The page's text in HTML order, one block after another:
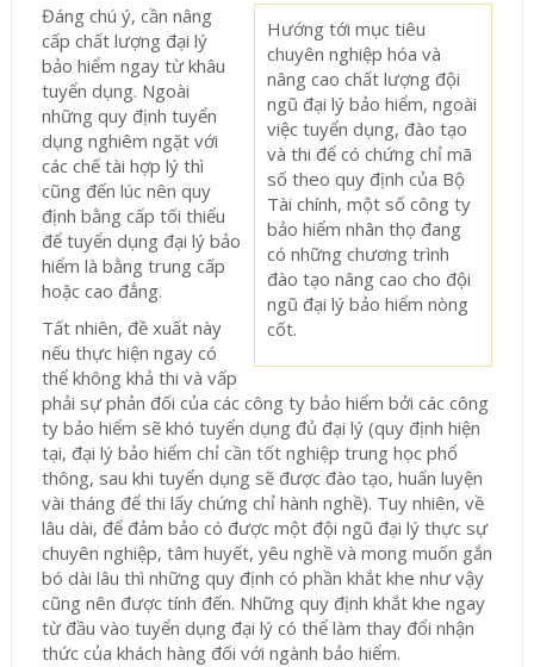
Hướng tới mục tiêu
chuyên nghiệp hóa và
nâng cao chất lượng đội
ngũ đại lý bảo hiểm, ngoài
việc tuyển dụng, đào tạo
và thi để có chứng chỉ mã
số theo quy định của Bộ
Tài chính, một số công ty
bảo hiểm nhân thọ đang
có những chương trình
đào tạo nâng cao cho đội
ngũ đại lý bảo hiểm nòng
cốt.
Đáng chú ý, cần nâng
cấp chất lượng đại lý
bảo hiểm ngay từ khâu
tuyển dụng. Ngoài
những quy định tuyển
dụng nghiêm ngặt với
các chế tài hợp lý thì
cũng đến lúc nên quy
định bằng cấp tối thiểu
để tuyển dụng đại lý bảo
hiểm là bằng trung cấp
hoặc cao đẳng.
Tất nhiên, đề xuất này
nếu thực hiện ngay có
thể không khả thi và vấp
phải sự phản đối của các công ty bảo hiểm bởi các công
ty bảo hiểm sẽ khó tuyển dụng đủ đại lý (quy định hiện
tại, đại lý bảo hiểm chỉ cần tốt nghiệp trung học phổ
thông, sau khi tuyển dụng sẽ được đào tạo, huấn luyện
vài tháng để thi lấy chứng chỉ hành nghề). Tuy nhiên, về
lâu dài, để đảm bảo có được một đội ngũ đại lý thực sự
chuyên nghiệp, tâm huyết, yêu nghề và mong muốn gắn
bó dài lâu thì những quy định có phần khắt khe như vậy
cũng nên được tính đến. Những quy định khắt khe ngay
từ đầu vào tuyển dụng đại lý có thể làm thay đổi nhận
thức của khách hàng đối với ngành bảo hiểm.